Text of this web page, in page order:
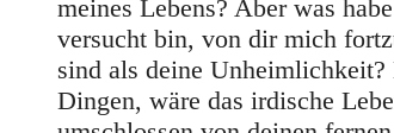
meines Lebens? Aber was
versucht bin, von dir mich
sind als deine
Dingen, wäre das irdische